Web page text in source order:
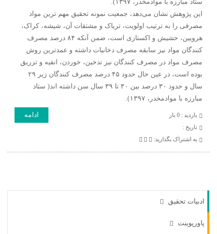
ستاد مبارزه با موادمخدر، ۱۳۹۷).
این پژوهش نشان می‌دهد، جمعیت نمونه تحقیق مهم ترین مواد
مصرفی را به ترتیب اولویت، تریاک و مشتقات آن، شیشه، کراک،
هرویین، حشیش و اکستازی است، ضمن آنکه ۸۴ درصد مصرف
کنندگان مواد نیز سابقه مصرف دخانیات داشته و عمدترین روش
مصرف مواد در مصرف کنندگان نیز تدخین، خوردن، انفیه و تزریق
بوده است، در عین حال حدود ۴۵ درصد مصرف کنندگان زیر ۲۹
سال و حدود ۳۰ درصد بین ۳۰ تا ۳۹ سال سن داشته اند( ستاد
مبارزه با موادمخدر، ۱۳۹۷).
بازدید : 0 بار
تاريخ :
به اشتراک بگذارید:
ادامه
ادبیات تحقیق
پاورپوینت